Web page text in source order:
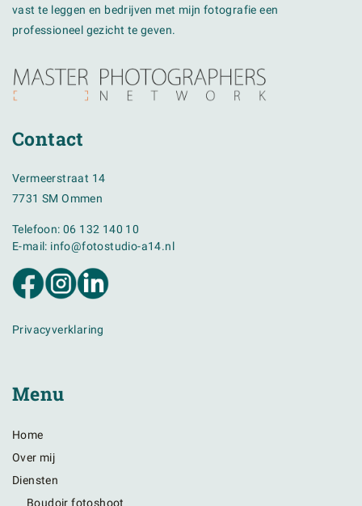
vast te leggen en bedrijven met mijn fotografie een
professioneel gezicht te geven.
Contact
Vermeerstraat 14
7731 SM Ommen
Telefoon:06 132 140 10
E-mail: info@fotostudio-a14.nl
Privacyverklaring
Menu
Home
Over mij
Diensten
Boudoir fotoshoot